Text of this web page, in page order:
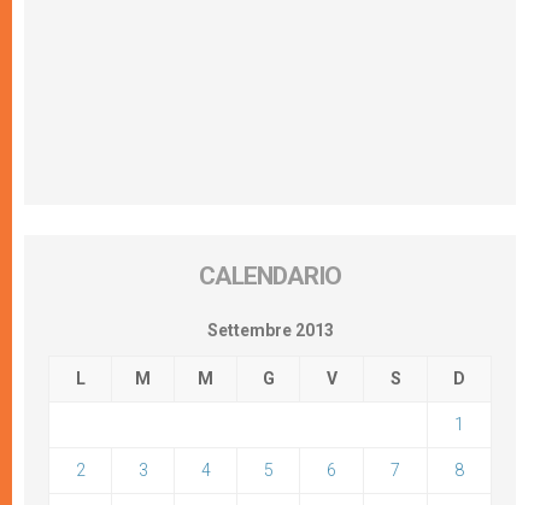
CALENDARIO
Settembre 2013
L M M G V S D
1
2 3 4 5 6 7 8